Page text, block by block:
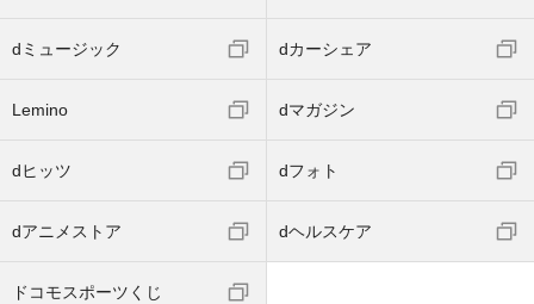
dミュージック dカーシェア
Lemino dマガジン
dヒッツ dフォト
dアニメストア dヘルスケア
ドコモスポーツくじ